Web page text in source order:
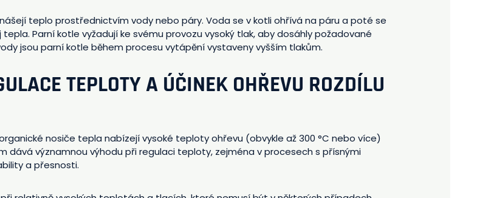
teplo prostřednictvím vody nebo páry. Voda se v kotli ohřívá na páru a poté se
Parní kotle vyžadují ke svému provozu vysoký tlak, aby dosáhly požadované
jsou parní kotle během procesu vytápění vystaveny vyšším tlakům.
TEPLOTY A ÚČINEK OHŘEVU ROZDÍLU
nosiče tepla nabízejí vysoké teploty ohřevu (obvykle až 300 °C nebo více)
dává významnou výhodu při regulaci teploty, zejména v procesech s přísnými
a přesnosti.